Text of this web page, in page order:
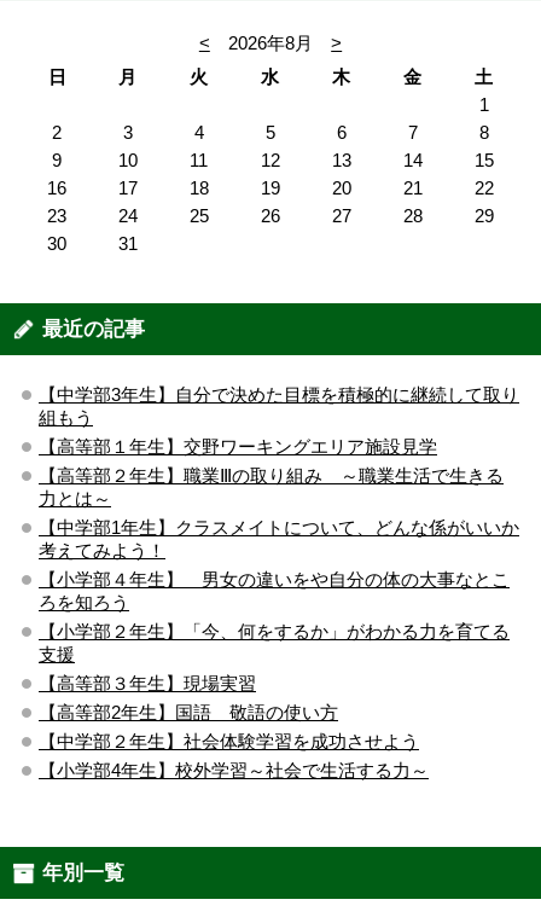
< 2026年8月
>
日
月 火 水 木 金
土
1
2
3 4 5 6 7
8
9
10 11 12 13 14
15
16
17 18 19 20 21
22
23
24 25 26 27 28
29
30
31
最近の記事
【中学部3年生】自分で決めた目標を積極的に継続して取り
組もう
【高等部１年生】交野ワーキングエリア施設見学
【高等部２年生】職業Ⅲの取り組み ～職業生活で生きる
力とは～
【中学部1年生】クラスメイトについて、どんな係がいいか
考えてみよう！
【小学部４年生】 男女の違いをや自分の体の大事なとこ
ろを知ろう
【小学部２年生】「今、何をするか」がわかる力を育てる
支援
【高等部３年生】現場実習
【高等部2年生】国語 敬語の使い方
【中学部２年生】社会体験学習を成功させよう
【小学部4年生】校外学習～社会で生活する力～
年別一覧